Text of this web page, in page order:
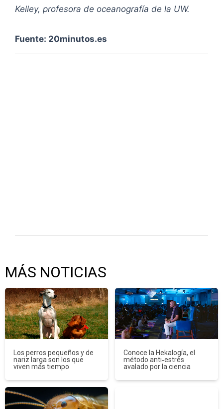
Kelley, profesora de oceanografía de la UW.
Fuente: 20minutos.es
MÁS NOTICIAS
Los perros pequeños y de
nariz larga son los que
viven más tiempo
Conoce la Hekalogía, el
método anti‑estrés
avalado por la ciencia